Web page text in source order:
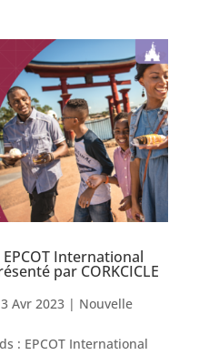
International
par CORKCICLE
Avr 2023| Nouvelle
: EPCOT International